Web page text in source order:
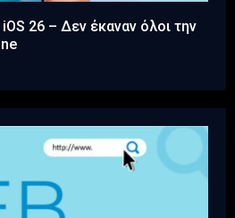
26 – Δεν έκαναν όλοι την